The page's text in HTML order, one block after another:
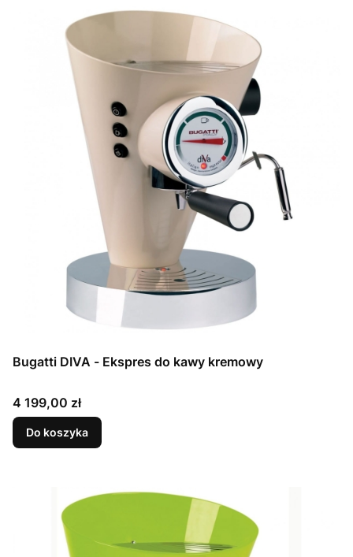
Bugatti DIVA - Ekspres do kawy kremowy
Cena
4 199,00 zł
Do koszyka